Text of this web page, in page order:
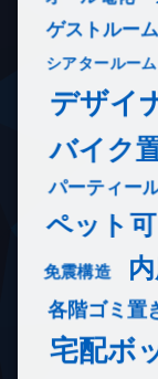
ゲストルーム
シアタールーム
デザイ
バイク
パーティー
ペット可
免震構造
各階ゴミ置
宅配ボ